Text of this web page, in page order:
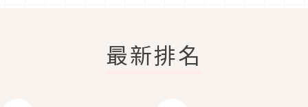
最新排名